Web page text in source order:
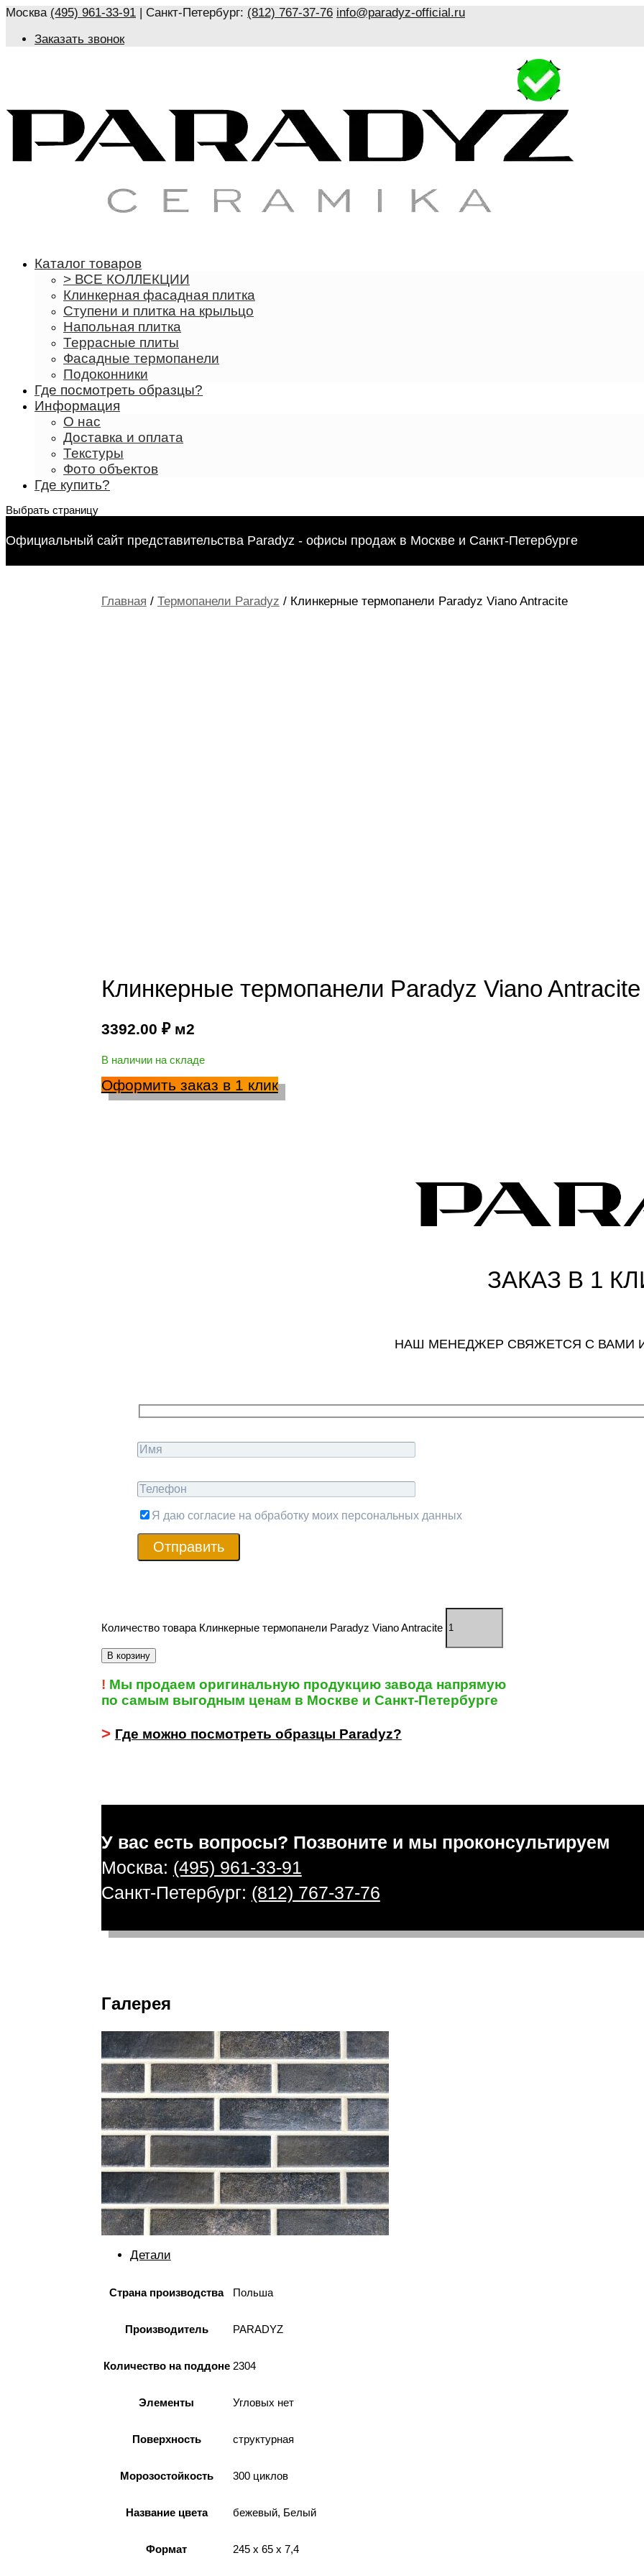
Москва (495) 961-33-91 | Санкт-Петербург: (812) 767-37-76 info@paradyz-official.ru
Заказать звонок
Каталог товаров
> ВСЕ КОЛЛЕКЦИИ
Клинкерная фасадная плитка
Ступени и плитка на крыльцо
Напольная плитка
Террасные плиты
Фасадные термопанели
Подоконники
Где посмотреть образцы?
Информация
О нас
Доставка и оплата
Текстуры
Фото объектов
Где купить?
Выбрать страницу
Официальный сайт представительства Paradyz - офисы продаж в Москве и Санкт-Петербурге
Главная / Термопанели Paradyz / Клинкерные термопанели Paradyz Viano Antracite
Клинкерные термопанели Paradyz Viano Antracite
3392.00 ₽ м2
В наличии на складе
Оформить заказ в 1 клик
ЗАКАЗ В 1
НАШ МЕНЕДЖЕР СВЯЖЕТСЯ С ВАМИ
Я даю согласие на обработку моих персональных данных
Отправить
Количество товара Клинкерные термопанели Paradyz Viano Antracite
В корзину
! Мы продаем оригинальную продукцию завода напрямую
по самым выгодным ценам в Москве и Санкт-Петербурге
> Где можно посмотреть образцы Paradyz?
У вас есть вопросы? Позвоните и мы проконсультируем
Москва: (495) 961-33-91
Санкт-Петербург: (812) 767-37-76
Галерея
Детали
Страна производства Польша
Производитель PARADYZ
Количество на поддоне 2304
Элементы Угловых нет
Поверхность структурная
Морозостойкость 300 циклов
Название цвета бежевый, Белый
Формат 245 x 65 x 7,4